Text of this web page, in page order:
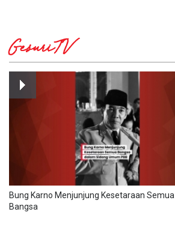
GesuriTV
Bung Karno Menjunjung Kesetaraan Semua
Bangsa